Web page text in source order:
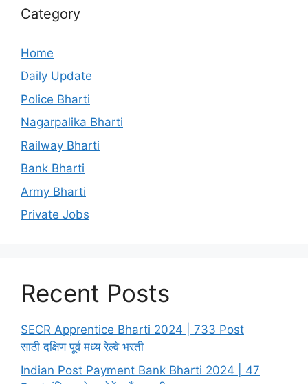
Category
Home
Daily Update
Police Bharti
Nagarpalika Bharti
Railway Bharti
Bank Bharti
Army Bharti
Private Jobs
Recent Posts
SECR Apprentice Bharti 2024 | 733 Post
साठी दक्षिण पूर्व मध्य रेल्वे भरती
Indian Post Payment Bank Bharti 2024 | 47